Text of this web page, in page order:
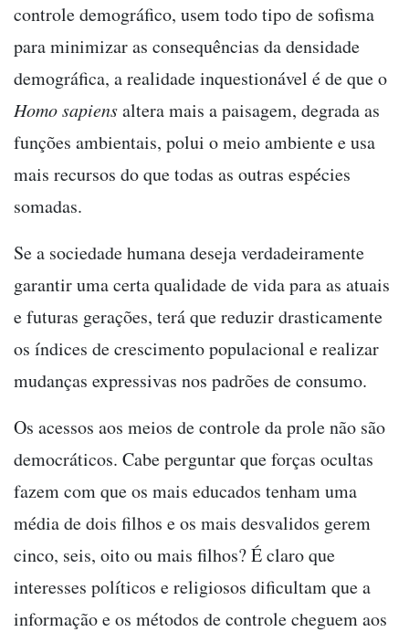
controle demográfico, usem todo tipo de sofisma
para minimizar as consequências da densidade
demográfica, a realidade inquestionável é de que o
Homo sapiensaltera mais a paisagem, degrada as
funções ambientais, polui o meio ambiente e usa
mais recursos do que todas as outras espécies
somadas.
Se a sociedade humana deseja verdadeiramente
garantir uma certa qualidade de vida para as atuais
e futuras gerações, terá que reduzir drasticamente
os índices de crescimento populacional e realizar
mudanças expressivas nos padrões de consumo.
Os acessos aos meios de controle da prole não são
democráticos. Cabe perguntar que forças ocultas
fazem com que os mais educados tenham uma
média de dois filhos e os mais desvalidos gerem
cinco, seis, oito ou mais filhos? É claro que
interesses políticos e religiosos dificultam que a
informação e os métodos de controle cheguem aos